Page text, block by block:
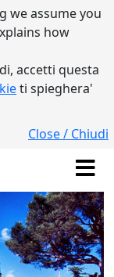
we assume you
how
accetti questa
ti spieghera'
Close / Chiudi